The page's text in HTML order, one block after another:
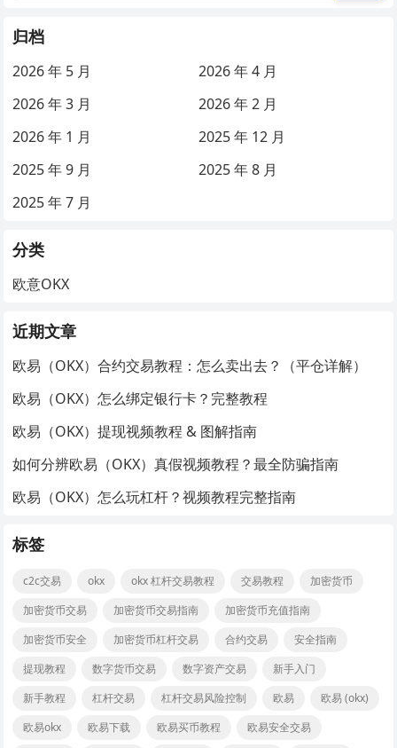
归档
2026 年 5 月
2026 年 4 月
2026 年 3 月
2026 年 2 月
2026 年 1 月
2025 年 12 月
2025 年 9 月
2025 年 8 月
2025 年 7 月
分类
欧意OKX
近期文章
欧易（OKX）合约交易教程：怎么卖出去？（平仓详解）
欧易（OKX）怎么绑定银行卡？完整教程
欧易（OKX）提现视频教程 & 图解指南
如何分辨欧易（OKX）真假视频教程？最全防骗指南
欧易（OKX）怎么玩杠杆？视频教程完整指南
标签
c2c交易 okx okx 杠杆交易教程 交易教程
加密货币
加密货币交易
加密货币交易指南
加密货币充值指南
加密货币安全
加密货币杠杆交易 合约交易
安全指南
提现教程
数字货币交易 数字资产交易
新手入门
新手教程
杠杆交易 杠杆交易风险控制 欧易
欧易 (okx)
欧易okx
欧易下载 欧易买币教程
欧易安全交易